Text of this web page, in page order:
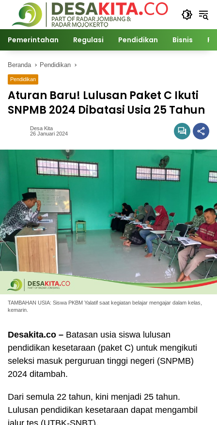
Langsung
konten
Pemerintahan Regulasi Pendidikan Bisnis
Beranda Pendidikan
Pendidikan
Aturan Baru! Lulusan Paket C Ikuti
SNPMB 2024 Dibatasi Usia 25 Tahun
Desa Kita
26 Januari 2024
TAMBAHAN USIA: Siswa PKBM Yalatif saat kegiatan belajar mengajar dalam kelas,
kemarin.
Desakita.co – Batasan usia siswa lulusan
pendidikan kesetaraan (paket C) untuk mengikuti
seleksi masuk perguruan tinggi negeri (SNPMB)
2024 ditambah.
Dari semula 22 tahun, kini menjadi 25 tahun.
Lulusan pendidikan kesetaraan dapat mengambil
jalur tes (UTBK-SNBT).